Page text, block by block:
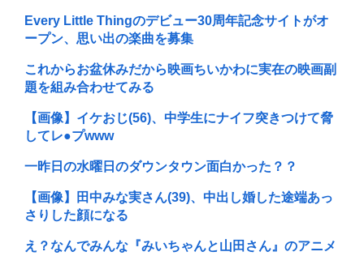
Every Little Thingのデビュー30周年記念サイトがオ
ープン、思い出の楽曲を募集
これからお盆休みだから映画ちいかわに実在の映画副
題を組み合わせてみる
【画像】イケおじ(56)、中学生にナイフ突きつけて脅
してレ●プwww
一昨日の水曜日のダウンタウン面白かった？？
【画像】田中みな実さん(39)、中出し婚した途端あっ
さりした顔になる
え？なんでみんな『みいちゃんと山田さん』のアニメ